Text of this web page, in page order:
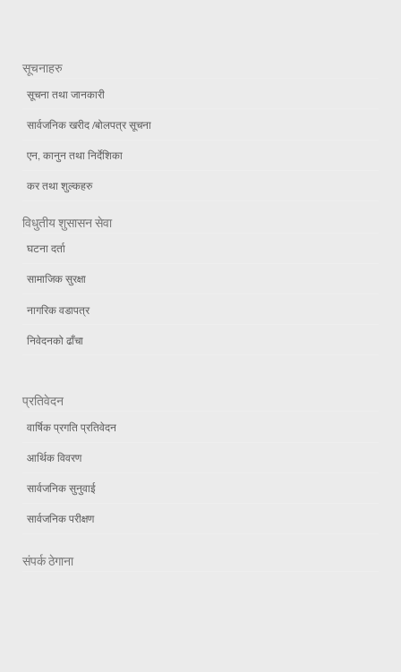
सूचनाहरु
सूचना तथा जानकारी
सार्वजनिक खरीद /बोलपत्र सूचना
एन, कानुन तथा निर्देशिका
कर तथा शुल्कहरु
विधुतीय शुसासन सेवा
घटना दर्ता
सामाजिक सुरक्षा
नागरिक वडापत्र
निवेदनको ढाँचा
प्रतिवेदन
वार्षिक प्रगति प्रतिवेदन
आर्थिक विवरण
सार्वजनिक सुनुवाई
सार्वजनिक परीक्षण
संपर्क ठेगाना